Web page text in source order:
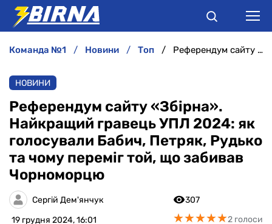
АНАЛІТИКА
ІНТЕРВ'Ю
РІЗНЕ
БУКМЕКЕРИ
команда №1 новини топ Референдум сайту «Збірна». Найкращий гравець УПЛ 2024: як голосували Бабич, Петряк, Рудько та чому переміг той, що забивав Чорноморцю
НОВИНИ
Референдум сайту «Збірна».
Найкращий гравець УПЛ 2024: як
голосували Бабич, Петряк, Рудько
та чому переміг той, що забивав
Чорноморцю
Сергій Дем'янчук
19 грудня 2024, 16:01
307
★★★★★
★★★★★2 голоси